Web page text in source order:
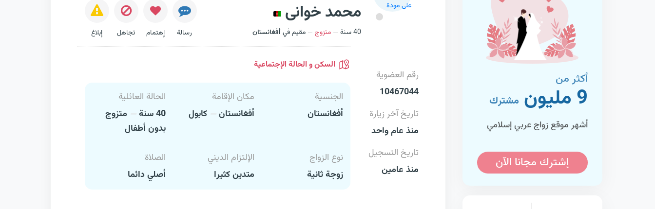
أكثر من
9 مليون مشترك
أشهر موقع زواج عربي إسلامي
إشترك مجانا الآن
محمد خوانی
40 سنة متزوج مقيم في أفغانستان رسالة إهتمام تجاهل إبلاغ
رقم العضوية
10467044
تاريخ آخر زيارة
منذ عام واحد
تاريخ التسجيل
منذ عامين
السكن و الحالة الإجتماعية
الجنسية
أفغانستان
مكان الإقامة
أفغانستان
كابول
الحالة العائلية
40 سنة
متزوج
بدون أطفال
نوع الزواج
زوجة ثانية
الإلتزام الديني
متدين كثيرا
الصلاة
أصلي دائما